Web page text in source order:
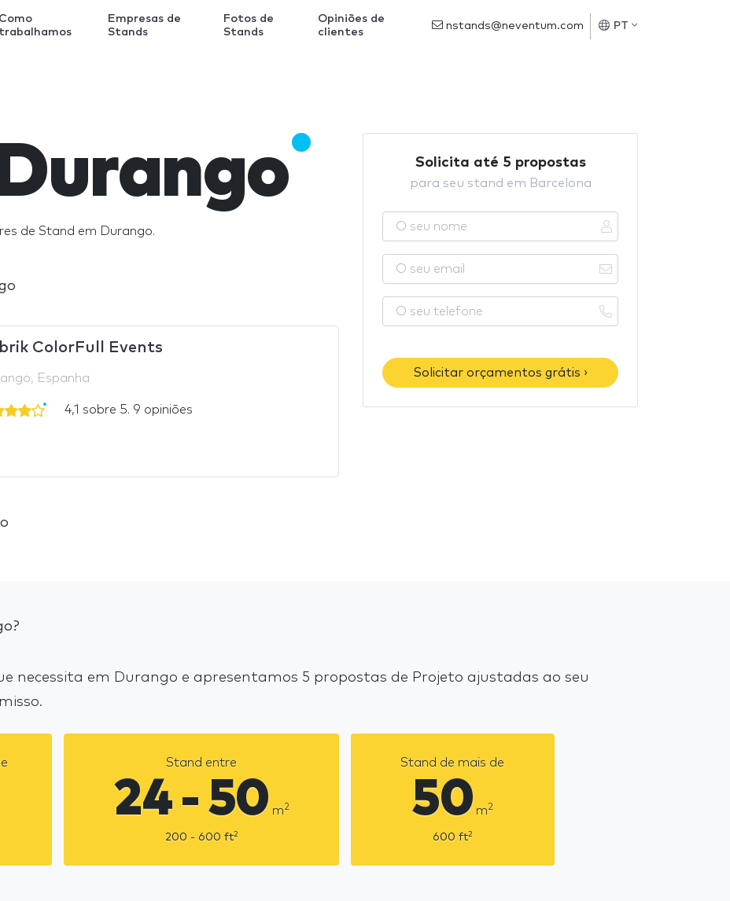
Como
trabalhamos
Empresas de
Stands
Fotos de
Stands
Opiniões de
clientes
nstands@neventum.com PT
de Stand em Durango.
ColorFull Events
Espanha
4,1 sobre 5. 9 opiniões
Solicita até 5 propostas
para seu stand em Barcelona
Solicitar orçamentos grátis ›
necessita em Durango e apresentamos 5 propostas de Projeto ajustadas ao seu
Stand entre
24 - 50 m2
200 - 600 ft2
Stand de mais de
50 m2
600 ft2